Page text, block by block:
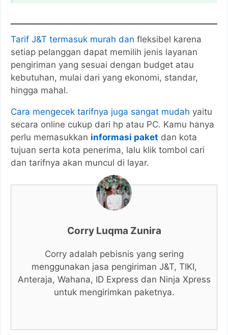
Tarif J&T termasuk murah dan fleksibel karena
setiap pelanggan dapat memilih jenis layanan
pengiriman yang sesuai dengan budget atau
kebutuhan, mulai dari yang ekonomi, standar,
hingga mahal.
Cara mengecek tarifnya juga sangat mudah yaitu
secara online cukup dari hp atau PC. Kamu hanya
perlu memasukkan informasi paket dan kota
tujuan serta kota penerima, lalu klik tombol cari
dan tarifnya akan muncul di layar.
Corry Luqma Zunira
Corry adalah pebisnis yang sering
menggunakan jasa pengiriman J&T, TIKI,
Anteraja, Wahana, ID Express dan Ninja Xpress
untuk mengirimkan paketnya.